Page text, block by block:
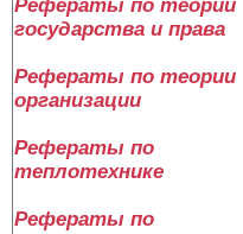
Рефераты по теории
государства и права
Рефераты по теории
организации
Рефераты по
теплотехнике
Рефераты по